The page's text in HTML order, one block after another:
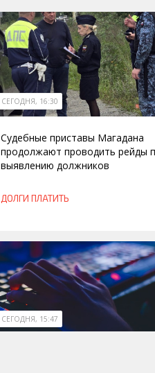
СЕГОДНЯ, 16:30
Судебные приставы Магадана
продолжают проводить рейды
выявлению должников
ДОЛГИ ПЛАТИТЬ
СЕГОДНЯ, 15:47